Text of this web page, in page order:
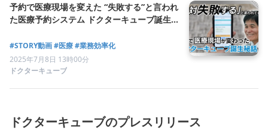
予約で医療現場を変えた “失敗する”と言われ
た医療予約システム ドクターキューブ誕生
#STORY動画#医療#業務効率化
2025年7月8日 13時00分
ドクターキューブ
ドクターキューブのプレスリリース